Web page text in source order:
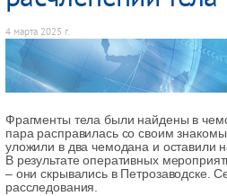
4 марта 2025 г.
Фрагменты тела были найдены в
пара расправилась со своим
уложили в два чемодана и оставили
В результате оперативных
– они скрывались в Петрозаводске.
расследования.